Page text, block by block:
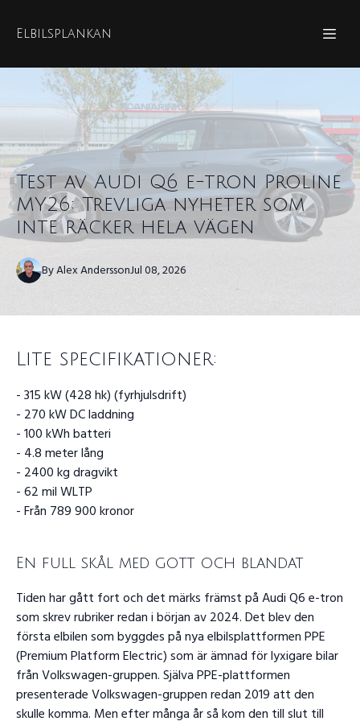
Elbilsplankan
Test av Audi Q6 e-tron Proline
MY26: Trevliga nyheter som
inte räcker hela vägen
Jul 08, 2026
ByAlexAndersson
Lite specifikationer:
- 315 kW (428 hk) (fyrhjulsdrift)
- 270 kW DC laddning
- 100 kWh batteri
- 4.8 meter lång
- 2400 kg dragvikt
- 62 mil WLTP
- Från 789 900 kronor
En full skål med gott och blandat
Tiden har gått fort och det märks främst på Audi Q6 e-tron
som skrev rubriker redan i början av 2024. Det blev den
första elbilen som byggdes på nya elbilsplattformen PPE
(Premium Platform Electric) som är ämnad för lyxigare bilar
från Volkswagen-gruppen. Själva PPE-plattformen
presenterade Volkswagen-gruppen redan 2019 att den
skulle komma. Men efter många år så kom den till slut till